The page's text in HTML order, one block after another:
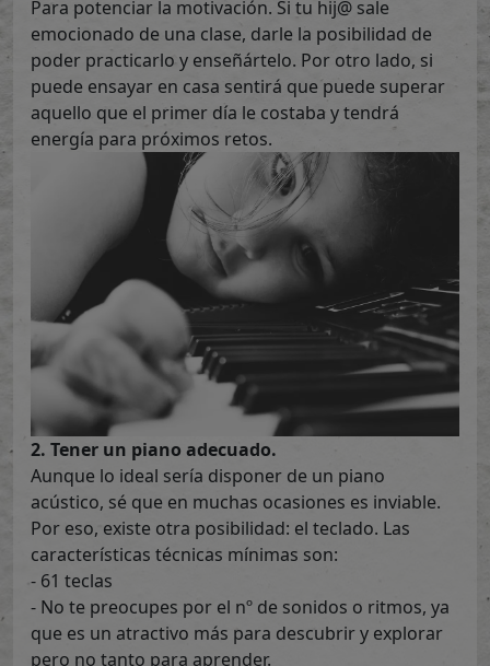
Para potenciar la motivación. Si tu hij@ sale
emocionado de una clase, darle la posibilidad de
poder practicarlo y enseñártelo. Por otro lado, si
puede ensayar en casa sentirá que puede superar
aquello que el primer día le costaba y tendrá
energía para próximos retos.
2. Tener un piano adecuado.
Aunque lo ideal sería disponer de un piano
acústico, sé que en muchas ocasiones es inviable.
Por eso, existe otra posibilidad: el teclado. Las
características técnicas mínimas son:
- 61 teclas
- No te preocupes por el nº de sonidos o ritmos, ya
que es un atractivo más para descubrir y explorar
pero no tanto para aprender.